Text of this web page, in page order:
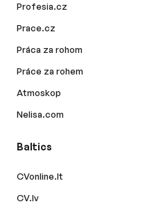
Profesia.cz
Prace.cz
Práca za rohom
Práce za rohem
Atmoskop
Nelisa.com
Baltics
CVonline.lt
CV.lv